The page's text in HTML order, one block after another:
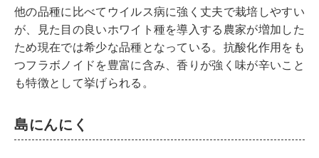
他の品種に比べてウイルス病に強く丈夫で栽培しやすい
が、見た目の良いホワイト種を導入する農家が増加した
ため現在では希少な品種となっている。抗酸化作用をも
つフラボノイドを豊富に含み、香りが強く味が辛いこと
も特徴として挙げられる。
島にんにく